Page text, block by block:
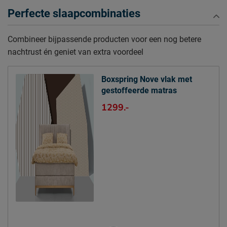
Poothoogte
15 cm
Specificaties boxspring
Kleur
beige
Uitvoering
Vlak
polyester
Afdeklaag dikte
Aantal slagen per veer
Aantal veren per m2
(circa)
Matras(sen)
Modelnaam matras
Perfecte slaapcombinaties
Combineer bijpassende producten voor een nog betere
nachtrust én geniet van extra voordeel
Boxspring Nove vlak met
gestoffeerde matras
1299.-